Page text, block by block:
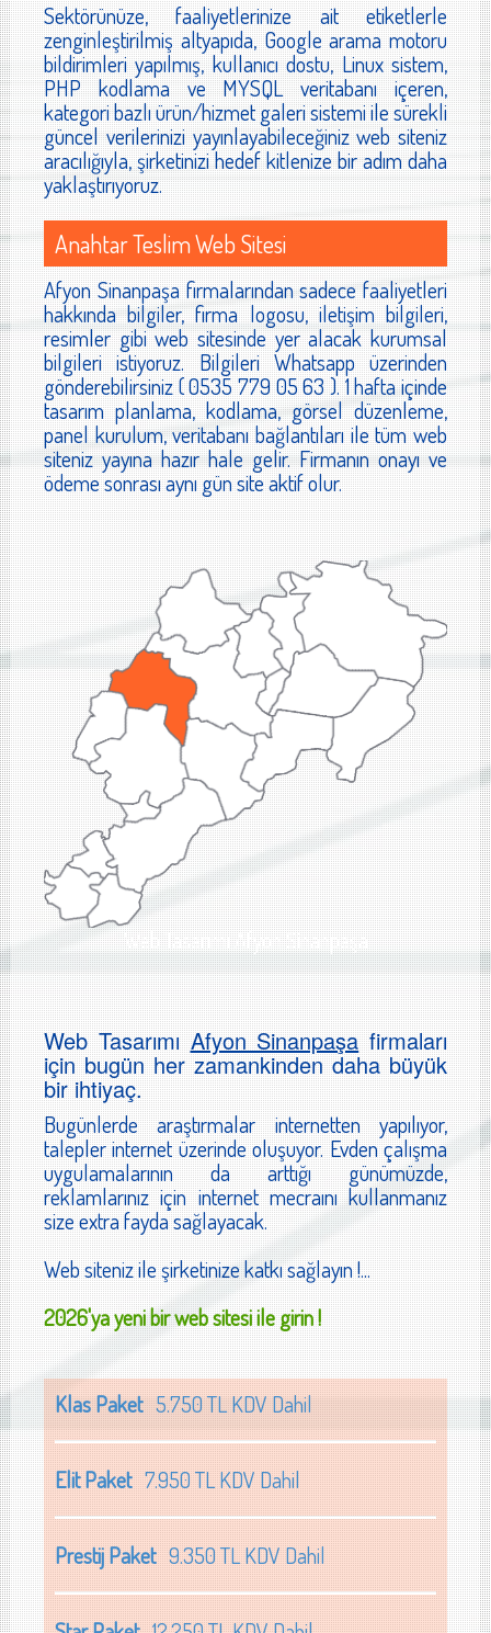
Sektörünüze, faaliyetlerinize ait etiketlerle
zenginleştirilmiş altyapıda, Google arama motoru
bildirimleri yapılmış, kullanıcı dostu, Linux sistem,
PHP kodlama ve MYSQL veritabanı içeren,
kategori bazlı ürün/hizmet galeri sistemi ile sürekli
güncel verilerinizi yayınlayabileceğiniz web siteniz
aracılığıyla, şirketinizi hedef kitlenize bir adım daha
yaklaştırıyoruz.
Anahtar Teslim Web Sitesi
Afyon Sinanpaşa firmalarından sadece faaliyetleri
hakkında bilgiler, firma logosu, iletişim bilgileri,
resimler gibi web sitesinde yer alacak kurumsal
bilgileri istiyoruz. Bilgileri Whatsapp üzerinden
gönderebilirsiniz ( 0535 779 05 63 ). 1 hafta içinde
tasarım planlama, kodlama, görsel düzenleme,
panel kurulum, veritabanı bağlantıları ile tüm web
siteniz yayına hazır hale gelir. Firmanın onayı ve
ödeme sonrası aynı gün site aktif olur.
Web Tasarımı Afyon Sinanpaşa
Web TasarımıAfyon Sinanpaşafirmaları
için bugün her zamankinden daha büyük
bir ihtiyaç.
Bugünlerde araştırmalar internetten yapılıyor,
talepler internet üzerinde oluşuyor. Evden çalışma
uygulamalarının da arttığı günümüzde,
reklamlarınız için internet mecraını kullanmanız
size extra fayda sağlayacak.
Web siteniz ile şirketinize katkı sağlayın !...
2026'ya yeni bir web sitesi ile girin !
Klas Paket5.750 TL KDV Dahil
Elit Paket7.950 TL KDV Dahil
Prestij Paket9.350 TL KDV Dahil